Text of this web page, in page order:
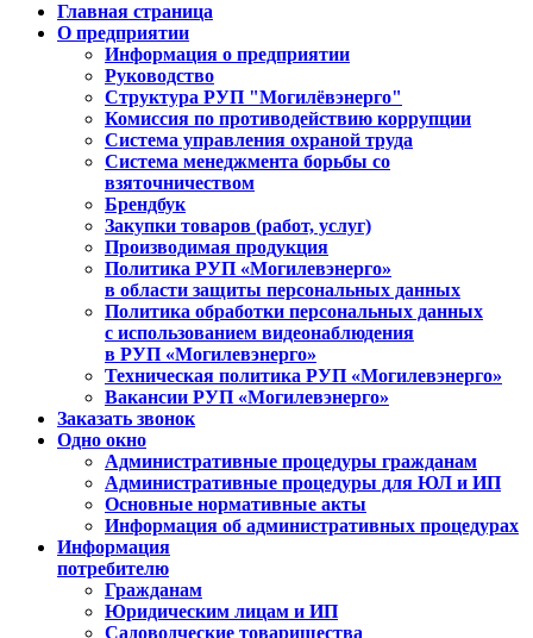
Главная страница
О предприятии
Информация о предприятии
Руководство
Структура РУП "Могилёвэнерго"
Комиссия по противодействию коррупции
Система управления охраной труда
Система менеджмента борьбы со
взяточничеством
Брендбук
Закупки товаров (работ, услуг)
Производимая продукция
Политика РУП «Могилевэнерго»
в области защиты персональных данных
Политика обработки персональных данных
с использованием видеонаблюдения
в РУП «Могилевэнерго»
Техническая политика РУП «Могилевэнерго»
Вакансии РУП «Могилевэнерго»
Заказать звонок
Одно окно
Административные процедуры гражданам
Административные процедуры для ЮЛ и ИП
Основные нормативные акты
Информация об административных процедурах
Информация
потребителю
Гражданам
Юридическим лицам и ИП
Садоводческие товарищества